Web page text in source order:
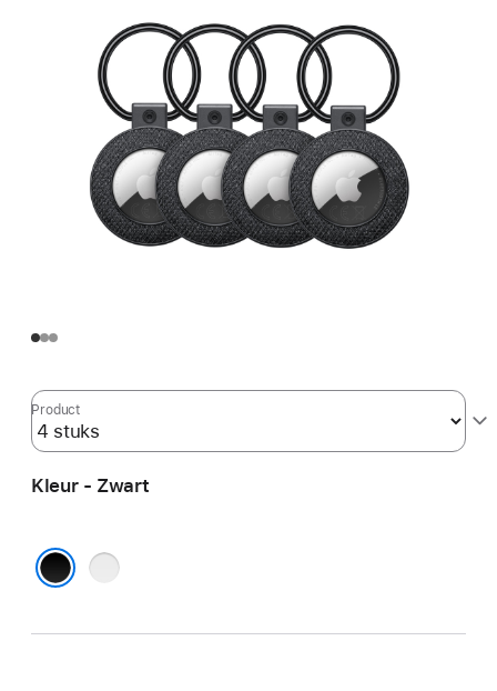
Product
Kleur - Zwart
Grijs